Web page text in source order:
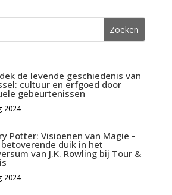
de levende geschiedenis van
cultuur en erfgoed door
gebeurtenissen
2024
Potter: Visioenen van Magie -
betoverende duik in het
van J.K. Rowling bij Tour &
2024